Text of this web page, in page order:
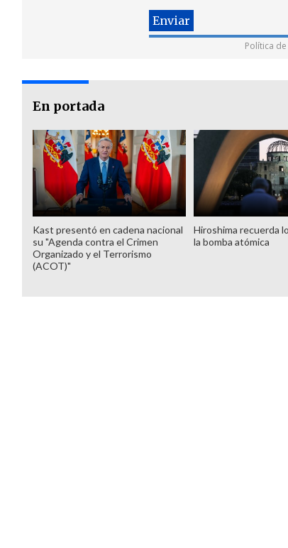
Política
En portada
Kast presentó en cadena nacional
su "Agenda contra el Crimen
Organizado y el Terrorismo
(ACOT)"
Hiroshima recuerda
la bomba atómica